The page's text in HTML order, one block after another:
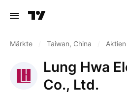
Märkte Taiwan, China Aktien
Lung Hwa
Co., Ltd.